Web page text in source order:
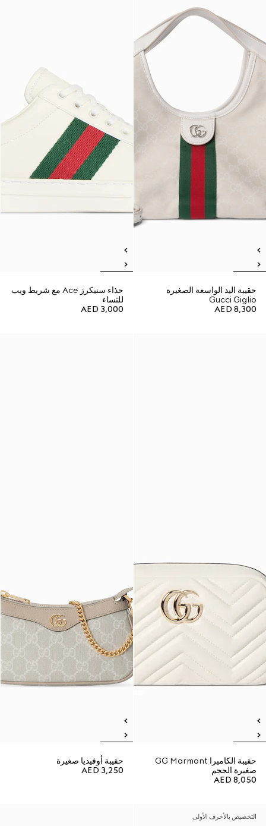
حقيبة اليد الواسعة الصغيرة
Gucci Giglio
AED 8,300
حذاء سنيكرز Ace مع شريط ويب
للنساء
AED 3,000
حقيبة الكاميرا GG Marmont
صغيرة الحجم
AED 8,050
حقيبة أوفيديا صغيرة
AED 3,250
التخصيص بالأحرف الأولى